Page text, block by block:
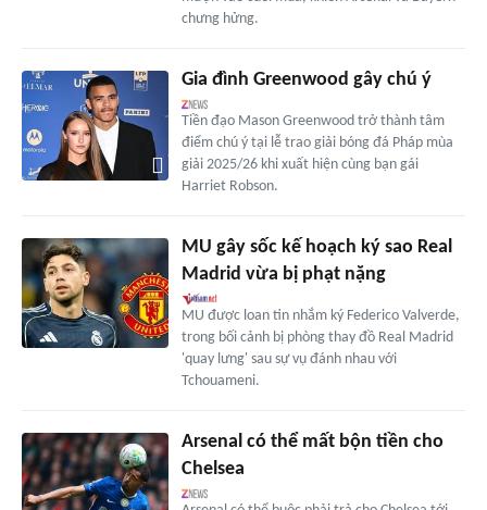
chưng hửng.
Gia đình Greenwood gây chú ý
Tiền đạo Mason Greenwood trở thành tâm
điểm chú ý tại lễ trao giải bóng đá Pháp mùa
giải 2025/26 khi xuất hiện cùng bạn gái
Harriet Robson.
MU gây sốc kế hoạch ký sao Real
Madrid vừa bị phạt nặng
MU được loan tin nhắm ký Federico Valverde,
trong bối cảnh bị phòng thay đồ Real Madrid
'quay lưng' sau sự vụ đánh nhau với
Tchouameni.
Arsenal có thể mất bộn tiền cho
Chelsea